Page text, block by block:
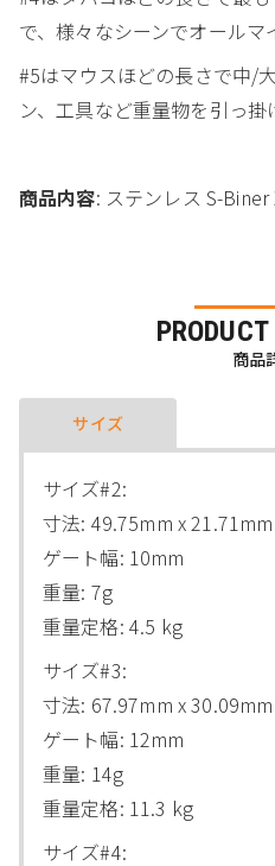
で、様々なシーンでオールマ
#5はマウスほどの長さで中/
ン、工具など重量物を引っ掛
商品内容: ステンレス S-Biner
商品
サイズ
サイズ#2:
寸法: 49.75mm x
ゲート幅: 10mm
重量: 7g
重量定格: 4.5 kg
サイズ#3:
寸法: 67.97mm x
ゲート幅: 12mm
重量: 14g
重量定格: 11.3 kg
サイズ#4: